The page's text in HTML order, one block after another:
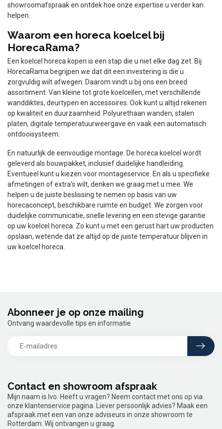
showroomafspraak en ontdek hoe onze expertise u verder kan
helpen.
Waarom een horeca koelcel bij
HorecaRama?
Een koelcel horeca kopen is een stap die u niet elke dag zet. Bij
HorecaRama begrijpen we dat dit een investering is die u
zorgvuldig wilt afwegen. Daarom vindt u bij ons een breed
assortiment. Van kleine tot grote koelcellen, met verschillende
wanddiktes, deurtypen en accessoires. Ook kunt u altijd rekenen
op kwaliteit en duurzaamheid. Polyurethaan wanden, stalen
platen, digitale temperatuurweergave en vaak een automatisch
ontdooisysteem.
En natuurlijk de eenvoudige montage. De horeca koelcel wordt
geleverd als bouwpakket, inclusief duidelijke handleiding.
Eventueel kunt u kiezen voor montageservice. En als u specifieke
afmetingen of extra’s wilt, denken we graag met u mee. We
helpen u de juiste beslissing te nemen op basis van uw
horecaconcept, beschikbare ruimte en budget. We zorgen voor
duidelijke communicatie, snelle levering en een stevige garantie
op uw koelcel horeca. Zo kunt u met een gerust hart uw producten
opslaan, wetende dat ze altijd op de juiste temperatuur blijven in
uw koelcel horeca.
Contact en showroom afspraak
Mijn naam is Ivo. Heeft u vragen? Neem contact met ons op via
onze klantenservice pagina. Liever persoonlijk advies? Maak een
afspraak met een van onze adviseurs in onze showroom te
Rotterdam. Wij ontvangen u graag.
Abonneer je op onze mailing
Ontvang waardevolle tips en informatie